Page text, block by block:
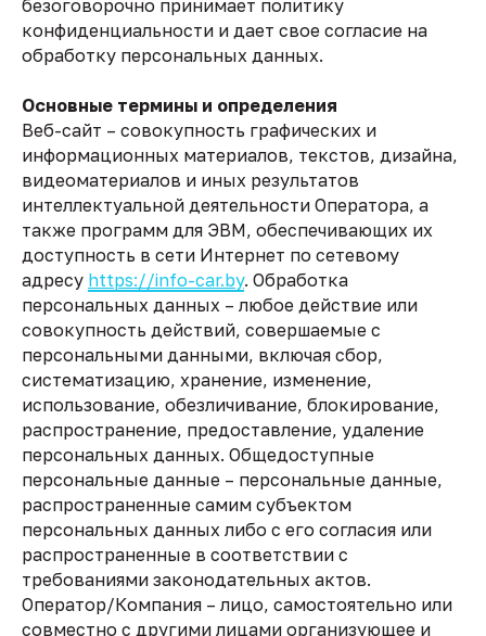
безоговорочно принимает политику
конфиденциальности и дает свое согласие на
обработку персональных данных.
Основные термины и определения
Веб-сайт – совокупность графических и
информационных материалов, текстов, дизайна,
видеоматериалов и иных результатов
интеллектуальной деятельности Оператора, а
также программ для ЭВМ, обеспечивающих их
доступность в сети Интернет по сетевому
адресу https://info-car.by. Обработка
персональных данных – любое действие или
совокупность действий, совершаемые с
персональными данными, включая сбор,
систематизацию, хранение, изменение,
использование, обезличивание, блокирование,
распространение, предоставление, удаление
персональных данных. Общедоступные
персональные данные – персональные данные,
распространенные самим субъектом
персональных данных либо с его согласия или
распространенные в соответствии с
требованиями законодательных актов.
Оператор/Компания – лицо, самостоятельно или
совместно с другими лицами организующее и